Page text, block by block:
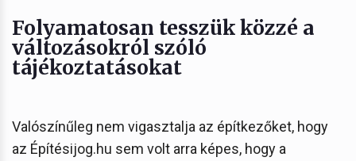
Folyamatosan tesszük közzé a
változásokról szóló
tájékoztatásokat
Valószínűleg nem vigasztalja az építkezőket, hogy
az Építésijog.hu sem volt arra képes, hogy a